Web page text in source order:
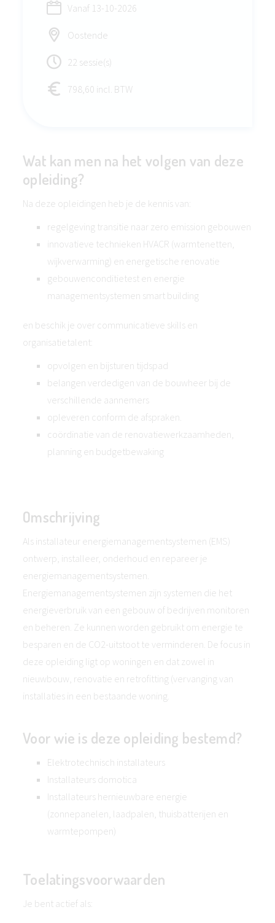
Vanaf 13-10-2026
Oostende
22 sessie(s)
798,60 incl. BTW
Wat kan men na het volgen van deze
opleiding?
Na deze opleidingen heb je de kennis van:
regelgeving transitie naar zero emission gebouwen
innovatieve technieken HVACR (warmtenetten,
wijkverwarming) en energetische renovatie
gebouwenconditietest en energie
managementsystemen smart building
en beschik je over communicatieve skills en
organisatietalent:
opvolgen en bijsturen tijdspad
belangen verdedigen van de bouwheer bij de
verschillende aannemers
opleveren conform de afspraken.
coördinatie van de renovatiewerkzaamheden,
planning en budgetbewaking
Omschrijving
Als installateur energiemanagementsystemen (EMS)
ontwerp, installeer, onderhoud en repareer je
energiemanagementsystemen.
Energiemanagementsystemen zijn systemen die het
energieverbruik van een gebouw of bedrijven monitoren
en beheren. Ze kunnen worden gebruikt om energie te
besparen en de CO2-uitstoot te verminderen. De focus in
deze opleiding ligt op woningen en dat zowel in
nieuwbouw, renovatie en retrofitting (vervanging van
installaties in een bestaande woning.
Voor wie is deze opleiding bestemd?
Elektrotechnisch installateurs
Installateurs domotica
Installateurs hernieuwbare energie
(zonnepanelen, laadpalen, thuisbatterijen en
warmtepompen)
Toelatingsvoorwaarden
Je bent actief als: